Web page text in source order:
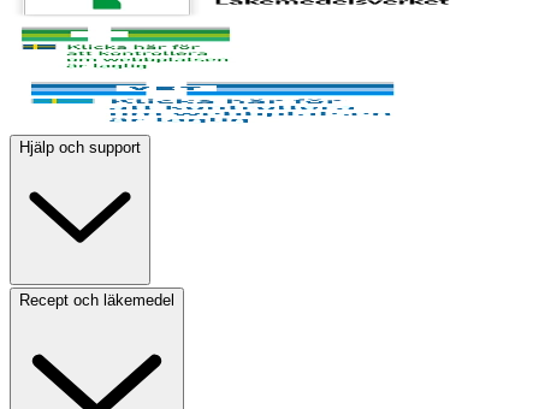
Hjälp och support
Recept och läkemedel